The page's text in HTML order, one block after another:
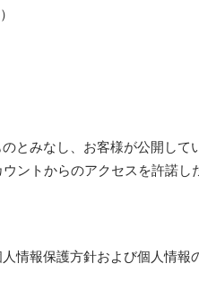
とみなし、お客様が公開し
ントからのアクセスを許諾し
報保護方針および個人情報